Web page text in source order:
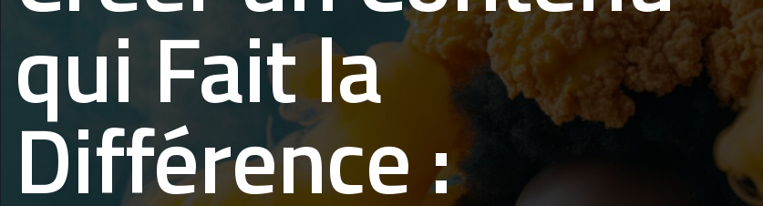
qui Fait la
Différence :